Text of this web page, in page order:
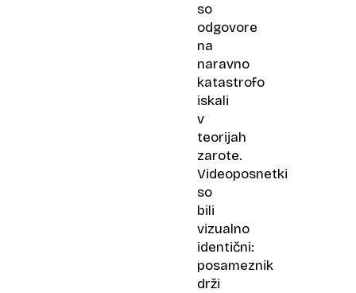
so
odgovore
na
naravno
katastrofo
iskali
v
teorijah
zarote.
Videoposnetki
so
bili
vizualno
identični:
posameznik
drži